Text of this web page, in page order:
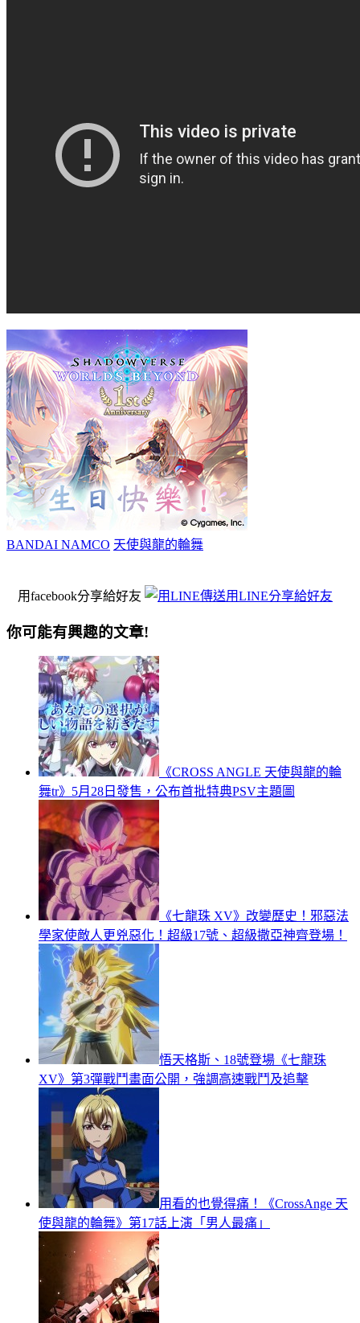
BANDAI NAMCO 天使與龍的輪舞
用facebook分享給好友 用LINE分享給好友
你可能有興趣的文章!
《CROSS ANGLE 天使與龍的輪
舞tr》5月28日發售，公布首批特典PSV主題圖
《七龍珠 XV》改變歷史！邪惡法
學家使敵人更兇惡化！超級17號、超級撒亞神齊登場！
悟天格斯、18號登場《七龍珠
XV》第3彈戰鬥畫面公開，強調高速戰鬥及追擊
用看的也覺得痛！《CrossAnge 天
使與龍的輪舞》第17話上演「男人最痛」